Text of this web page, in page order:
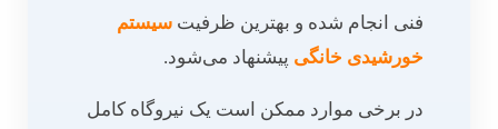
فنی انجام شده و بهترین ظرفیت سیستم
خورشیدی خانگی پیشنهاد می‌شود.
در برخی موارد ممکن است یک نیروگاه کامل